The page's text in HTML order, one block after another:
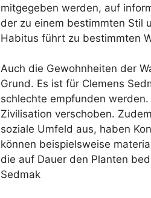
mitgegeben werden, auf
der zu einem bestimmten Stil
Habitus führt zu bestimmten
Auch die Gewohnheiten der
Grund. Es ist für Clemens
schlechte empfunden
Zivilisation verschoben.
soziale Umfeld aus, haben
können beispielsweise
die auf Dauer den Planten
Sedmak